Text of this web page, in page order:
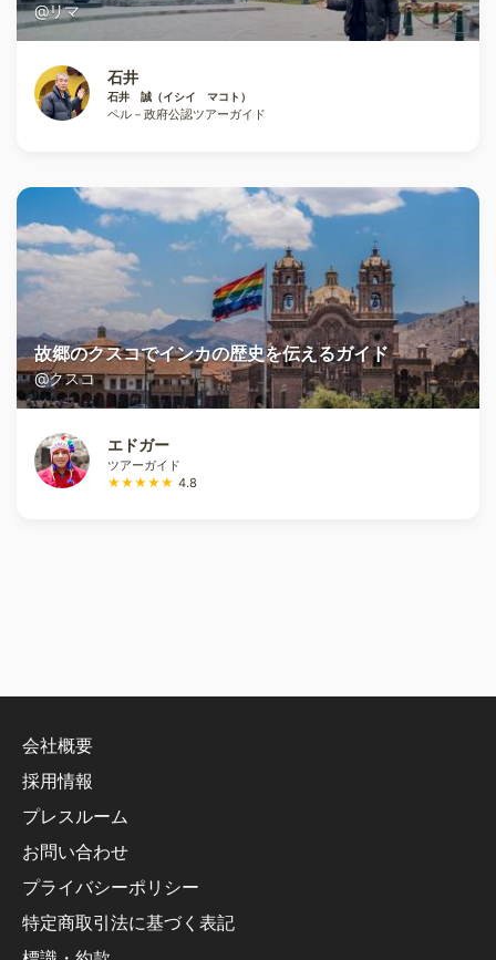
@リマ
石井
石井 誠（イシイ マコト）
ペル－政府公認ツアーガイド
故郷のクスコでインカの歴史を伝えるガイド
@クスコ
エドガー
ツアーガイド
★★★★★ 4.8
会社概要
採用情報
プレスルーム
お問い合わせ
プライバシーポリシー
特定商取引法に基づく表記